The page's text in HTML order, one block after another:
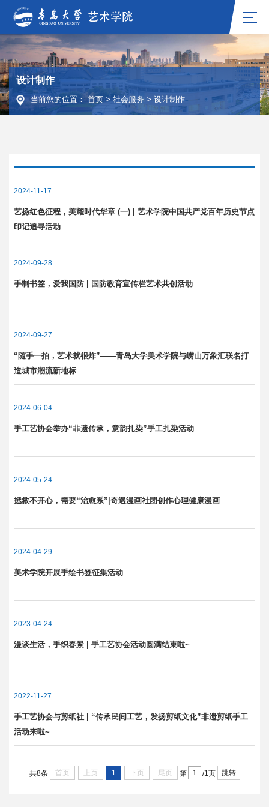
设计制作
当前您的位置：首页 >社会服务 > 设计制作
2024-11-17
艺扬红色征程，美耀时代华章 (一) | 艺术学院中国共产党百年历史节点
印记追寻活动
2024-09-28
手制书签，爱我国防 | 国防教育宣传栏艺术共创活动
2024-09-27
“随手一拍，艺术就很炸”——青岛大学美术学院与崂山万象汇联名打
造城市潮流新地标
2024-06-04
手工艺协会举办“非遗传承，意韵扎染”手工扎染活动
2024-05-24
拯救不开心，需要“治愈系”|奇遇漫画社团创作心理健康漫画
2024-04-29
美术学院开展手绘书签征集活动
2023-04-24
漫谈生活，手织春景 | 手工艺协会活动圆满结束啦~
2022-11-27
手工艺协会与剪纸社 | “传承民间工艺，发扬剪纸文化”非遗剪纸手工
活动来啦~
共8条 首页 上页 1 下页 尾页 第 /1页 跳转